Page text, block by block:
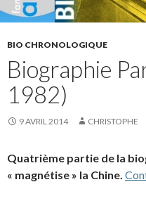
BIO CHRONOLOGIQUE
Biographie
1982)
9 AVRIL 2014 CHRISTOPHE
Quatrième partie de la
« magnétise » la Chine.